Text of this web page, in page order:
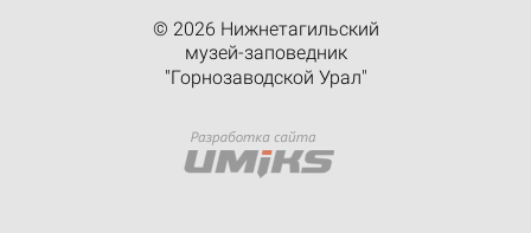
© 2026 Нижнетагильский
музей-заповедник
"Горнозаводской Урал"